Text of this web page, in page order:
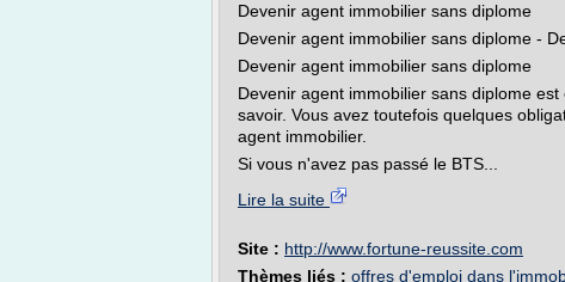
Devenir agent immobilier sans diplome
Devenir agent immobilier sans diplome -
Devenir agent immobilier sans diplome
Devenir agent immobilier sans diplome
savoir. Vous avez toutefois quelques
agent immobilier.
Si vous n'avez pas passé le BTS...
Lire la suite
Site : http://www.fortune-reussite.com
Thèmes liés : offres d'emploi dans